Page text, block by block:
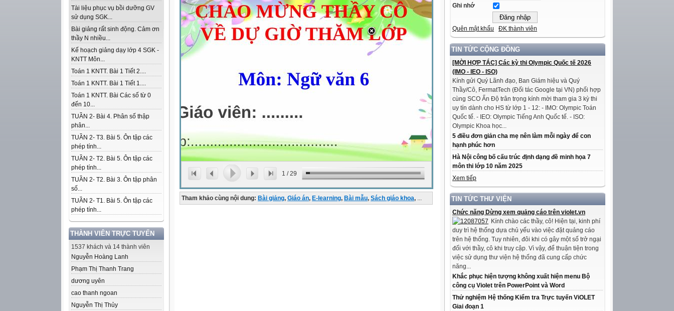
Tài liệu phục vụ bồi dưỡng GV
sử dụng SGK...
Bài giảng rất sinh động. Cảm ơn
thầy N nhiều...
Kế hoạch giảng dạy lớp 4 SGK -
KNTT Môn...
Toán 1 KNTT. Bài 1 Tiết 2....
Toán 1 KNTT. Bài 1 Tiết 1....
Toán 1 KNTT. Bài Các số từ 0
đến 10...
TUẦN 2- Bài 4. Phân số thập
phân...
TUẦN 2- T3. Bài 5. Ôn tập các
phép tính...
TUẦN 2- T2. Bài 5. Ôn tập các
phép tính...
TUẦN 2- T2. Bài 3. Ôn tập phân
số...
TUẦN 2- T1. Bài 5. Ôn tập các
phép tính...
THÀNH VIÊN TRỰC TUYẾN
1537 khách và 14 thành viên
Nguyễn Hoàng Lanh
Phạm Thị Thanh Trang
dương uyên
cao thanh ngoan
Nguyễn Thị Thủy
Ghi nhớ
Quên mật khẩu ĐK thành viên
TIN TỨC CỘNG ĐỒNG
[MỜI HỢP TÁC] Các kỳ thi Olympic Quốc tế 2026
(IMO - IEO - ISO)
Kính gửi Quý Lãnh đạo, Ban Giám hiệu và Quý
Thầy/Cô, FermatTech (Đối tác Google tại VN) phối hợp
cùng SCO Ấn Độ trân trọng kính mời tham gia 3 kỳ thi
uy tín dành cho HS từ lớp 1 - 12: - IMO: Olympic Toán
Quốc tế. - IEO: Olympic Tiếng Anh Quốc tế. - ISO:
Olympic Khoa học...
5 điều đơn giản cha mẹ nên làm mỗi ngày để con
hạnh phúc hơn
Hà Nội công bố cấu trúc định dạng đề minh họa 7
môn thi lớp 10 năm 2025
Xem tiếp
TIN TỨC THƯ VIỆN
Chức năng Dừng xem quảng cáo trên violet.vn
Kính chào các thầy, cô! Hiện tại, kinh phí
duy trì hệ thống dựa chủ yếu vào việc đặt quảng cáo
trên hệ thống. Tuy nhiên, đôi khi có gây một số trở ngại
đối với thầy, cô khi truy cập. Vì vậy, để thuận tiện trong
việc sử dụng thư viện hệ thống đã cung cấp chức
năng...
Khắc phục hiện tượng không xuất hiện menu Bộ
công cụ Violet trên PowerPoint và Word
Thử nghiệm Hệ thống Kiểm tra Trực tuyến ViOLET
Giai đoạn 1
1 /29
Tham khảo cùng nội dung: Bài giảng, Giáo án, E-learning, Bài mẫu, Sách giáo khoa, ...